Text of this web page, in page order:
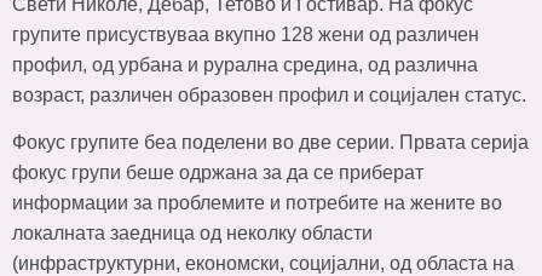
Свети Николе, Дебар, Тетово и Гостивар. На фокус
групите присуствуваа вкупно 128 жени од различен
профил, од урбана и рурална средина, од различна
возраст, различен образовен профил и социјален статус.
Фокус групите беа поделени во две серии. Првата серија
фокус групи беше одржана за да се приберат
информации за проблемите и потребите на жените во
локалната заедница од неколку области
(инфраструктурни, економски, социјални, од областа на